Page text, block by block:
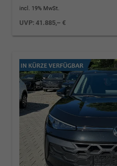
incl. 19% MwSt.
UVP:41.885,– €